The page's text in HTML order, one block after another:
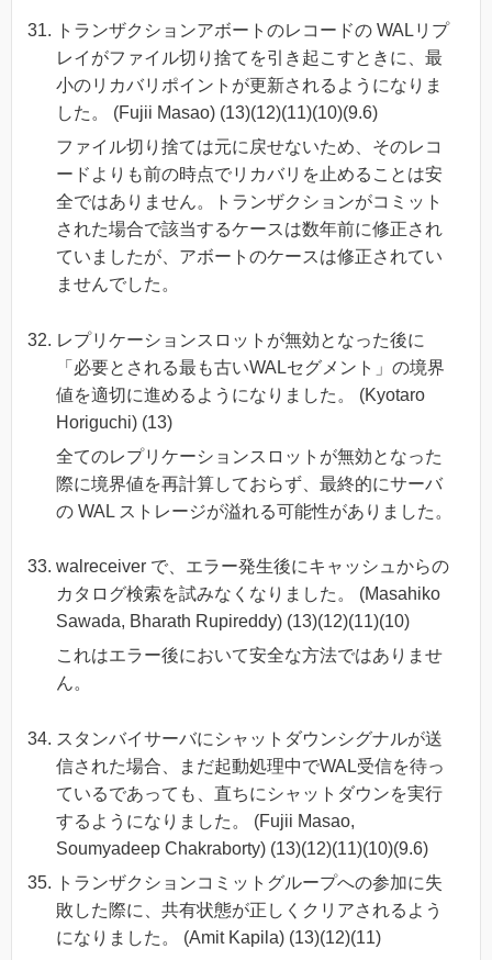
トランザクションアボートのレコードの WALリプ
レイがファイル切り捨てを引き起こすときに、最
小のリカバリポイントが更新されるようになりま
した。 (Fujii Masao) (13)(12)(11)(10)(9.6)
ファイル切り捨ては元に戻せないため、そのレコ
ードよりも前の時点でリカバリを止めることは安
全ではありません。トランザクションがコミット
された場合で該当するケースは数年前に修正され
ていましたが、アボートのケースは修正されてい
ませんでした。
レプリケーションスロットが無効となった後に
「必要とされる最も古いWALセグメント」の境界
値を適切に進めるようになりました。 (Kyotaro
Horiguchi) (13)
全てのレプリケーションスロットが無効となった
際に境界値を再計算しておらず、最終的にサーバ
の WAL ストレージが溢れる可能性がありました。
walreceiver で、エラー発生後にキャッシュからの
カタログ検索を試みなくなりました。 (Masahiko
Sawada, Bharath Rupireddy) (13)(12)(11)(10)
これはエラー後において安全な方法ではありませ
ん。
スタンバイサーバにシャットダウンシグナルが送
信された場合、まだ起動処理中でWAL受信を待っ
ているであっても、直ちにシャットダウンを実行
するようになりました。 (Fujii Masao,
Soumyadeep Chakraborty) (13)(12)(11)(10)(9.6)
トランザクションコミットグループへの参加に失
敗した際に、共有状態が正しくクリアされるよう
になりました。 (Amit Kapila) (13)(12)(11)